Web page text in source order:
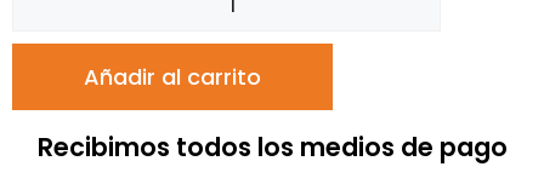
Añadir al carrito
Recibimos todos los medios de pago